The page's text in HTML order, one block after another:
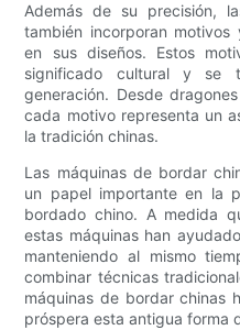
Además de su precisión,
también incorporan motivos
en sus diseños. Estos
significado cultural y se
generación. Desde
cada motivo representa un
la tradición chinas.
Las máquinas de bordar
un papel importante en la
bordado chino. A medida
estas máquinas han
manteniendo al mismo
combinar técnicas
máquinas de bordar chinas
próspera esta antigua forma